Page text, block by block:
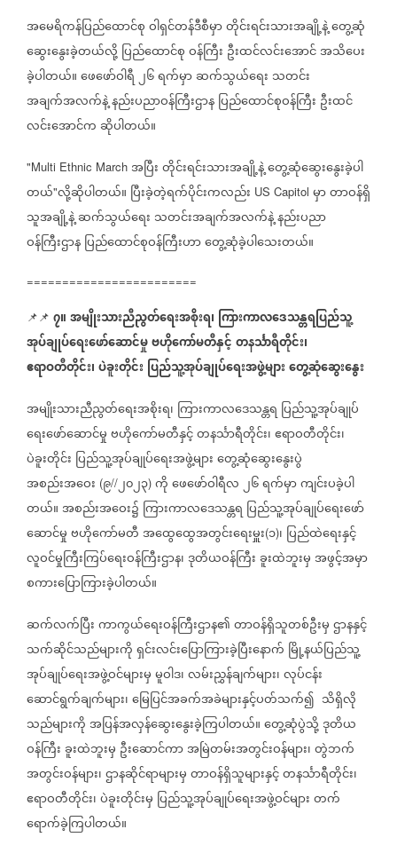
အမေရိကန်ပြည်ထောင်စုဝါရှင်တန်ဒီစီမှာတိုင်းရင်းသားအချို့နဲ့တွေ့ဆုံ
ဆွေးနွေးခဲ့တယ်လို့ပြည်ထောင်စုဝန်ကြီး ဦးထင်လင်းအောင်အသိပေး
ခဲ့ပါတယ်။ဖေဖော်ဝါရီ၂၆ရက်မှာဆက်သွယ်ရေး သတင်း
အချက်အလက်နဲ့နည်းပညာဝန်ကြီးဌာနပြည်ထောင်စုဝန်ကြီး ဦးထင်
လင်းအောင်ကဆိုပါတယ်။
"Multi Ethnic March အပြီးတိုင်းရင်းသားအချို့နဲ့တွေ့ဆုံဆွေးနွေးခဲ့ပါ
တယ်"လို့ဆိုပါတယ်။ ပြီးခဲ့တဲ့ရက်ပိုင်းကလည်း US Capitol မှာတာဝန်ရှိ
သူအချို့နဲ့ဆက်သွယ်ရေး သတင်းအချက်အလက်နဲ့နည်းပညာ
ဝန်ကြီးဌာနပြည်ထောင်စုဝန်ကြီးဟာတွေ့ဆုံခဲ့ပါသေးတယ်။
========================
📌📌 ၇။အမျိုးသားညီညွတ်ရေးအစိုးရ၊ ကြားကာလဒေသန္တရပြည်သူ့
အုပ်ချုပ်ရေးဖော်ဆောင်မှုဗဟိုကော်မတီနှင့်တနင်္သာရီတိုင်း၊
ဧရာဝတီတိုင်း၊ပဲခူးတိုင်း ပြည်သူ့အုပ်ချုပ်ရေးအဖွဲ့များတွေ့ဆုံဆွေးနွေး
အမျိုးသားညီညွတ်ရေးအစိုးရ၊ ကြားကာလဒေသန္တရ ပြည်သူ့အုပ်ချုပ်
ရေးဖော်ဆောင်မှုဗဟိုကော်မတီနှင့်တနင်္သာရီတိုင်း၊ဧရာဝတီတိုင်း၊
ပဲခူးတိုင်း ပြည်သူ့အုပ်ချုပ်ရေးအဖွဲ့များတွေ့ဆုံဆွေးနွေးပွဲ
အစည်းအဝေး (၉//၂၀၂၃) ကိုဖေဖော်ဝါရီလ၂၆ရက်မှာကျင်းပခဲ့ပါ
တယ်။အစည်းအဝေး၌ ကြားကာလဒေသန္တရ ပြည်သူ့အုပ်ချုပ်ရေးဖော်
ဆောင်မှုဗဟိုကော်မတီအထွေထွေအတွင်းရေးမှူး(၁)၊ ပြည်ထဲရေးနှင့်
လူဝင်မှုကြီးကြပ်ရေးဝန်ကြီးဌာန၊ဒုတိယဝန်ကြီးခူးထဲဘူးမှအဖွင့်အမှာ
စကား‌ပြောကြားခဲ့ပါတယ်။
ဆက်လက်ပြီးကာကွယ်ရေးဝန်ကြီးဌာန၏တာဝန်ရှိသူတစ်ဦးမှဌာနနှင့်
သက်ဆိုင်သည်များကိုရှင်းလင်းပြောကြားခဲ့ပြီးနောက် မြို့နယ်ပြည်သူ့
အုပ်ချုပ်ရေးအဖွဲ့ဝင်များမှမူဝါဒ၊လမ်းညွှန်ချက်များ၊လုပ်ငန်း
ဆောင်ရွက်ချက်များ၊မြေပြင်အခက်အခဲများနှင့်ပတ်သက်၍ သိရှိလို
သည်များကိုအပြန်အလှန်ဆွေးနွေးခဲ့ကြပါတယ်။တွေ့ဆုံပွဲသို့ဒုတိယ
ဝန်ကြီးခူးထဲဘူးမှ ဦးဆောင်ကာအမြဲတမ်းအတွင်းဝန်များ၊တွဲဘက်
အတွင်းဝန်များ၊ဌာနဆိုင်ရာများမှတာဝန်ရှိသူများနှင့်တနင်္သာရီတိုင်း၊
ဧရာဝတီတိုင်း၊ပဲခူးတိုင်းမှ ပြည်သူ့အုပ်ချုပ်ရေးအဖွဲ့ဝင်များတက်
ရောက်ခဲ့ကြပါတယ်။